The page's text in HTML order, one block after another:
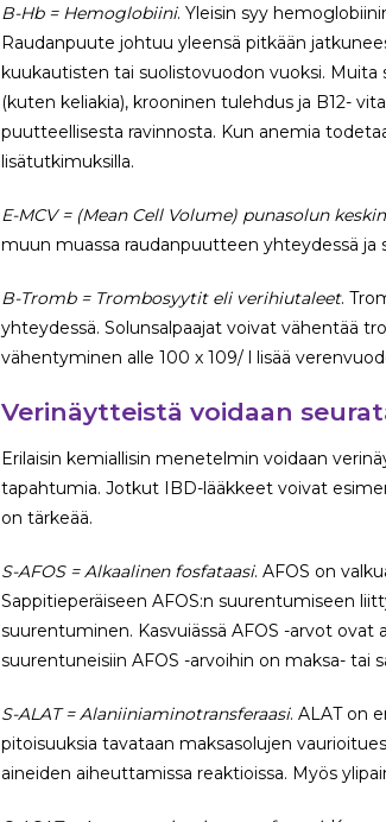
B-Hb = Hemoglobiini. Yleisin syy
Raudanpuute johtuu yleensä pitkään
kuukautisten tai suolistovuodon vuoksi.
(kuten keliakia), krooninen tulehdus ja B12-
puutteellisesta ravinnosta. Kun anemia
lisätutkimuksilla.
E-MCV = (Mean Cell Volume) punasolun
muun muassa raudanpuutteen yhteydessä ja
B-Tromb = Trombosyytit eli verihiutaleet.
yhteydessä. Solunsalpaajat voivat vähentää
vähentyminen alle 100 x 109/ l lisää
Verinäytteistä voidaan
Erilaisin kemiallisin menetelmin voidaan
tapahtumia. Jotkut IBD-lääkkeet voivat
on tärkeää.
S-AFOS = Alkaalinen fosfataasi. AFOS on
Sappitieperäiseen AFOS:n suurentumiseen
suurentuminen. Kasvuiässä AFOS -arvot ovat
suurentuneisiin AFOS -arvoihin on maksa- tai
S-ALAT = Alaniiniaminotransferaasi. ALAT on
pitoisuuksia tavataan maksasolujen
aineiden aiheuttamissa reaktioissa. Myös